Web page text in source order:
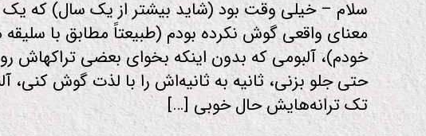
سلام – خیلی وقت بود (شاید بیشتر از یک سال) که یک
معنای واقعی گوش نکرده بودم (طبیعتاً مطابق با سلیقه
خودم)، آلبومی که بدون اینکه بخوای بعضی تراکهاش
حتی جلو بزنی، ثانیه به ثانیه‌اش را با لذت گوش کنی،
تک ترانه‌هایش حال خوبی […]